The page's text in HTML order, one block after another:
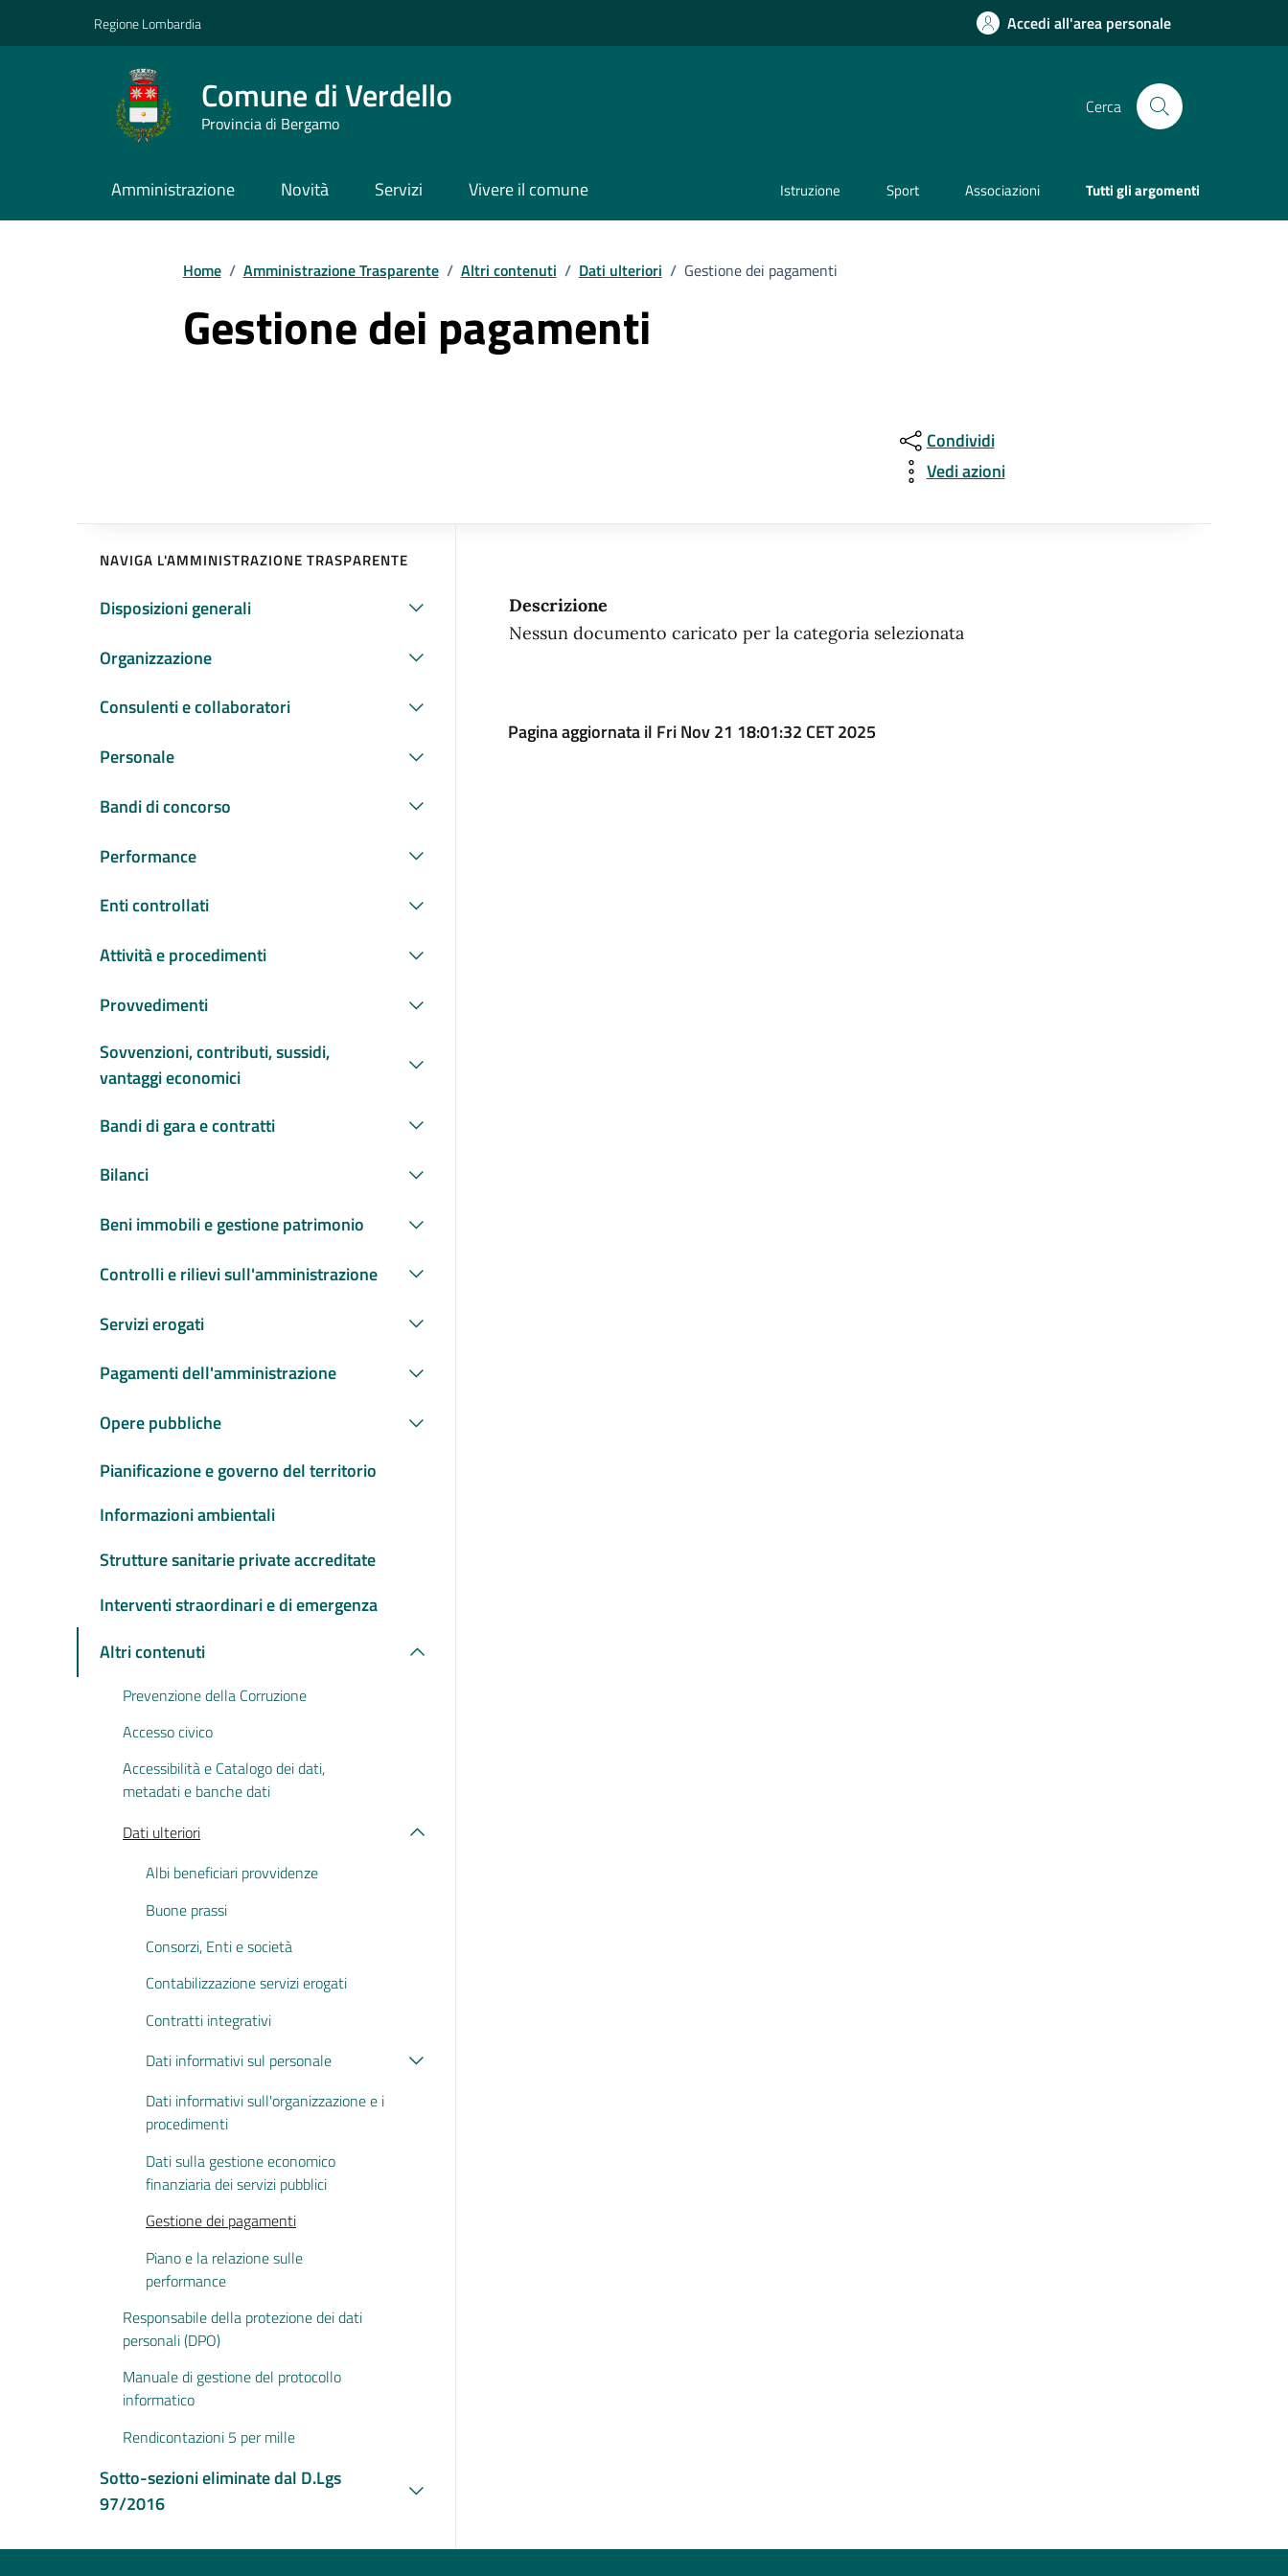
Regione Lombardia Accedi all'area personale
Comune di Verdello
Provincia di Bergamo
Cerca
Amministrazione Novità Servizi Vivere il comune Istruzione Sport Associazioni Tutti gli argomenti
Home / Amministrazione Trasparente / Altri contenuti / Dati ulteriori / Gestione dei pagamenti
Gestione dei pagamenti
Condividi
Vedi azioni
NAVIGA L'AMMINISTRAZIONE TRASPARENTE
Disposizioni generali
Organizzazione
Consulenti e collaboratori
Personale
Bandi di concorso
Performance
Enti controllati
Attività e procedimenti
Provvedimenti
Sovvenzioni, contributi, sussidi,
vantaggi economici
Bandi di gara e contratti
Bilanci
Beni immobili e gestione patrimonio
Controlli e rilievi sull'amministrazione
Servizi erogati
Pagamenti dell'amministrazione
Opere pubbliche
Pianificazione e governo del territorio
Informazioni ambientali
Strutture sanitarie private accreditate
Interventi straordinari e di emergenza
Altri contenuti
Prevenzione della Corruzione
Accesso civico
Accessibilità e Catalogo dei dati,
metadati e banche dati
Dati ulteriori
Albi beneficiari provvidenze
Buone prassi
Consorzi, Enti e società
Contabilizzazione servizi erogati
Contratti integrativi
Dati informativi sul personale
Dati informativi sull'organizzazione e i
procedimenti
Dati sulla gestione economico
finanziaria dei servizi pubblici
Gestione dei pagamenti
Piano e la relazione sulle
performance
Responsabile della protezione dei dati
personali (DPO)
Manuale di gestione del protocollo
informatico
Rendicontazioni 5 per mille
Sotto-sezioni eliminate dal D.Lgs
97/2016
Descrizione
Nessun documento caricato per la categoria selezionata
Pagina aggiornata il Fri Nov 21 18:01:32 CET 2025